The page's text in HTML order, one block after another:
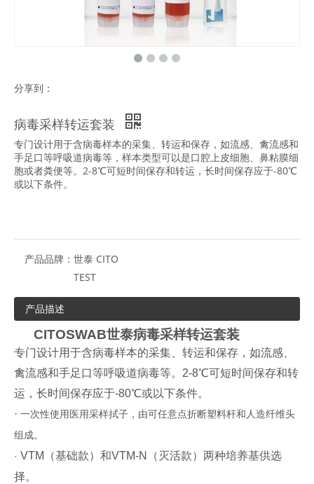
分享到：
病毒采样转运套装
专门设计用于含病毒样本的采集、转运和保存，如流感、禽流感和
手足口等呼吸道病毒等，样本类型可以是口腔上皮细胞、鼻粘膜细
胞或者粪便等。2-8℃可短时间保存和转运，长时间保存应于-80℃
或以下条件。
产品品牌： 世泰 CITO
TEST
产品描述
CITOSWAB世泰病毒采样转运套装
专门设计用于含病毒样本的采集、转运和保存，如流感、
禽流感和手足口等呼吸道病毒等。2-8℃可短时间保存和转
运，长时间保存应于-80℃或以下条件。
· 一次性使用医用采样拭子，由可任意点折断塑料杆和人造纤维头
组成。
· VTM（基础款）和VTM-N（灭活款）两种培养基供选
择。